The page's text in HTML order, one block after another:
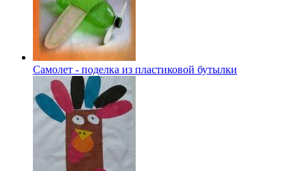
Самолет - поделка из пластиковой бутылки